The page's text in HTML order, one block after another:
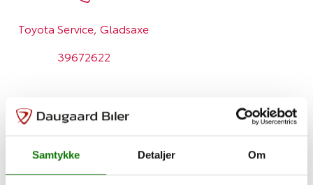
Samtykke Detaljer Om
Toyota Service, Gladsaxe
39672622
Bestil dine hjulposer sammen din
værkstedsbooking